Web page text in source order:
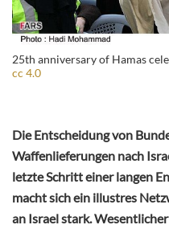
25th anniversary of Hamas
cc 4.0
Die Entscheidung von
Waffenlieferungen nach
letzte Schritt einer langen
macht sich ein illustres
an Israel stark.